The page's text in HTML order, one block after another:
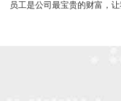
员工是公司最宝贵的财富，